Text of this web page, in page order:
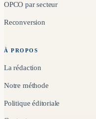
OPCO par secteur
Reconversion
À PROPOS
La rédaction
Notre méthode
Politique éditoriale